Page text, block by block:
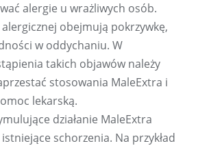
alergie u wrażliwych osób.
obejmują pokrzywkę,
w oddychaniu. W
takich objawów należy
stosowania MaleExtra i
lekarską.
działanie MaleExtra
istniejące schorzenia. Na przykład